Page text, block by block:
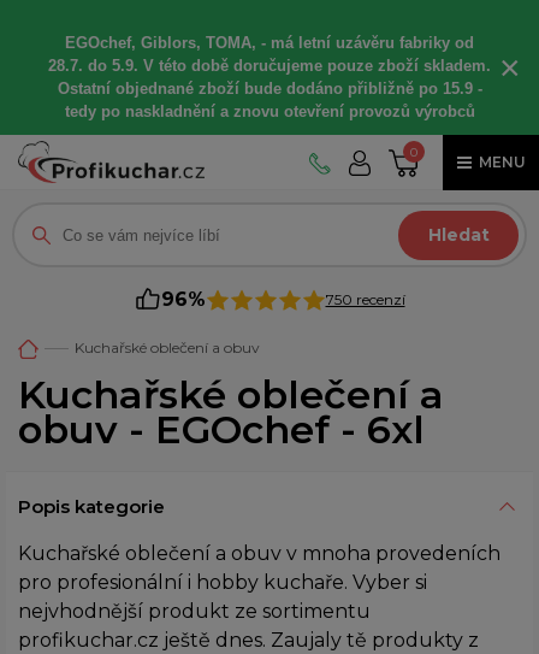
EGOchef, Giblors, TOMA, - má letní uzávěru fabriky od
28.7. do 5.9. V této době doručujeme pouze zboží skladem.
Ostatní objednané zboží bude dodáno přibližně po 15.9 -
tedy po naskladnění a znovu otevření provozů výrobců
×
0
MENU
Hledat
96% 750 recenzí
Kuchařské oblečení a obuv
Kuchařské oblečení a
obuv - EGOchef - 6xl
Popis kategorie
Kuchařské oblečení a obuv v mnoha provedeních
pro profesionální i hobby kuchaře. Vyber si
nejvhodnější produkt ze sortimentu
profikuchar.cz ještě dnes. Zaujaly tě produkty z